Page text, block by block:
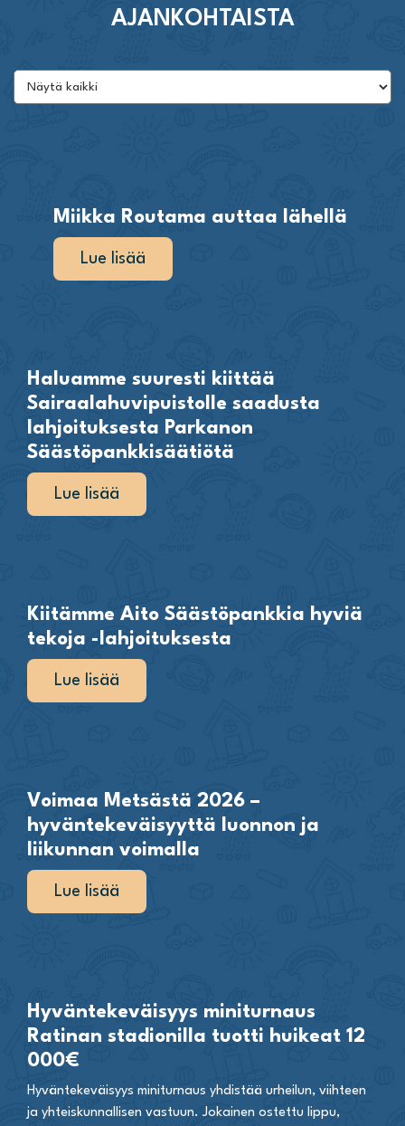
AJANKOHTAISTA
Miikka Routama auttaa lähellä
Lue lisää
Haluamme suuresti kiittää
Sairaalahuvipuistolle saadusta
lahjoituksesta Parkanon
Säästöpankkisäätiötä
Lue lisää
Kiitämme Aito Säästöpankkia hyviä
tekoja -lahjoituksesta
Lue lisää
Voimaa Metsästä 2026 –
hyväntekeväisyyttä luonnon ja
liikunnan voimalla
Lue lisää
Hyväntekeväisyys miniturnaus
Ratinan stadionilla tuotti huikeat 12
000€
Hyväntekeväisyys miniturnaus yhdistää urheilun, viihteen
ja yhteiskunnallisen vastuun. Jokainen ostettu lippu,